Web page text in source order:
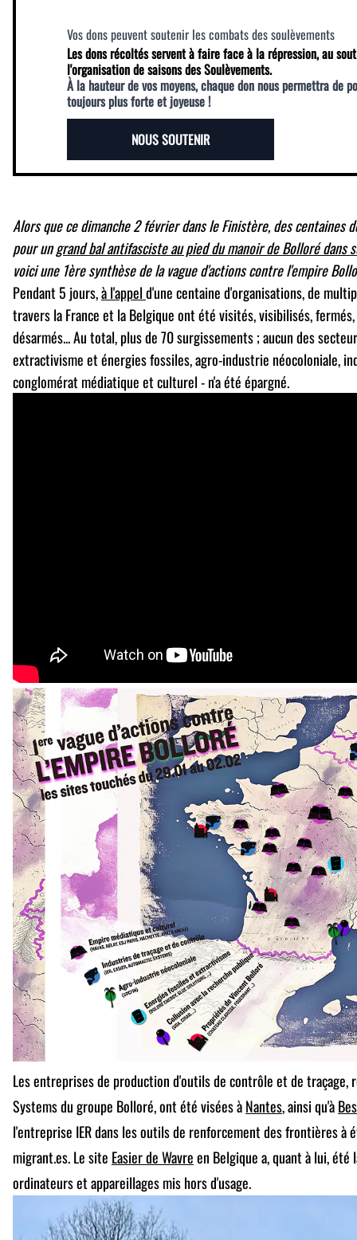
Vos dons peuvent soutenir les combats des soulèvements
Les dons récoltés servent à faire face à la répression, au
l'organisation de saisons des Soulèvements.
À la hauteur de vos moyens, chaque don nous permettra de
toujours plus forte et joyeuse !
NOUS SOUTENIR
Alors que ce dimanche 2 février dans le Finistère, des centaines
pour ungrand bal antifasciste au pied du manoir de Bolloré
voici une 1ère synthèse de la vague d'actions contre l'empire
Pendant 5 jours,à l'appeld'une centaine d'organisations, de
travers la France et la Belgique ont été visités, visibilisés,
désarmés... Au total, plus de 70 surgissements ; aucun des
extractivisme et énergies fossiles, agro-industrie néocoloniale,
conglomérat médiatique et culturel - n'a été épargné.
Les entreprises de production d'outils de contrôle et de traçage,
Systems du groupe Bolloré, ont été visées àNantes, ainsi qu'à
l'entreprise IER dans les outils de renforcement des frontières à
migrant.es. Le site Easier de Wavreen Belgique a, quant à lui,
ordinateurs et appareillages mis hors d'usage.